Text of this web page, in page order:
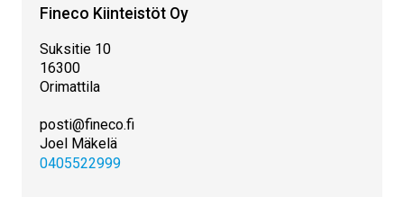
Fineco Kiinteistöt Oy
Suksitie 10
16300
Orimattila
posti@fineco.fi
Joel Mäkelä
0405522999